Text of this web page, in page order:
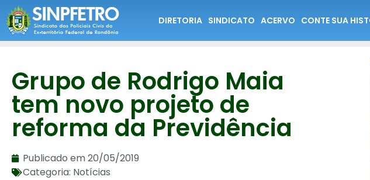
DIRETORIA SINDICATO ACERVO CONTE SUA
Grupo de Rodrigo Maia
tem novo projeto de
reforma da Previdência
Publicado em20/05/2019
Categoria: Notícias